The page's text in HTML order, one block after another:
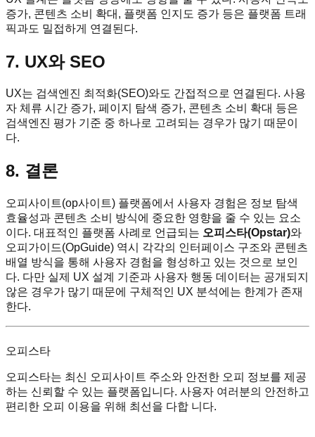
증가, 콘텐츠 소비 확대, 플랫폼 인지도 증가 등은 플랫폼 트래
픽과도 밀접하게 연결된다.
7. UX와 SEO
UX는 검색엔진 최적화(SEO)와도 간접적으로 연결된다. 사용
자 체류 시간 증가, 페이지 탐색 증가, 콘텐츠 소비 확대 등은
검색엔진 평가 기준 중 하나로 고려되는 경우가 많기 때문이
다.
8. 결론
오피사이트(op사이트) 플랫폼에서 사용자 경험은 정보 탐색
효율성과 콘텐츠 소비 방식에 중요한 영향을 줄 수 있는 요소
이다. 대표적인 플랫폼 사례로 언급되는 오피스타(Opstar)와
오피가이드(OpGuide) 역시 각각의 인터페이스 구조와 콘텐츠
배열 방식을 통해 사용자 경험을 형성하고 있는 것으로 보인
다. 다만 실제 UX 설계 기준과 사용자 행동 데이터는 공개되지
않은 경우가 많기 때문에 구체적인 UX 분석에는 한계가 존재
한다.
오피스타
오피스타는 최신 오피사이트 주소와 안전한 오피 정보를 제공
하는 신뢰할 수 있는 플랫폼입니다. 사용자 여러분의 안전하고
편리한 오피 이용을 위해 최선을 다합 니다.